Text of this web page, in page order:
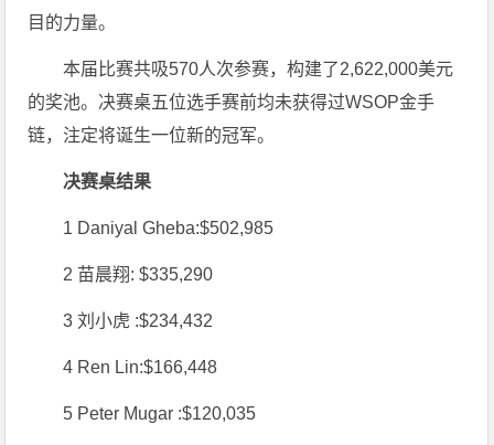
目的力量。
本届比赛共吸570人次参赛，构建了2,622,000美元
的奖池。决赛桌五位选手赛前均未获得过WSOP金手
链，注定将诞生一位新的冠军。
决赛桌结果
1 Daniyal Gheba:$502,985
2 苗晨翔: $335,290
3 刘小虎 :$234,432
4 Ren Lin:$166,448
5 Peter Mugar :$120,035